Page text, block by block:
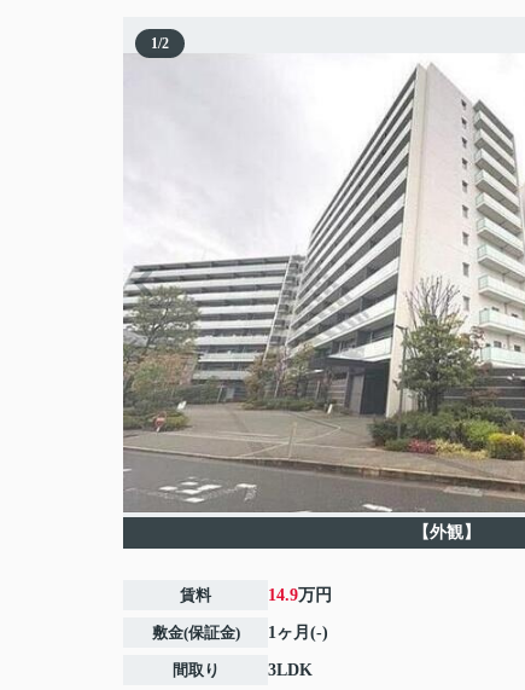
1/2
【外観】
賃料 14.9万円
敷金(保証金) 1ヶ月(-)
間取り 3LDK